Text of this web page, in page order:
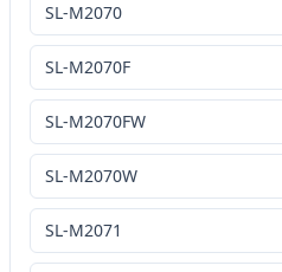
SL-M2070
SL-M2070F
SL-M2070FW
SL-M2070W
SL-M2071